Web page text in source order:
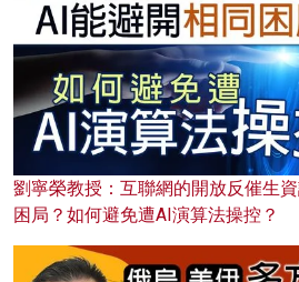
劉寧榮教授：互聯網的開放反催生
困局？如何避免遭AI演算法操控？